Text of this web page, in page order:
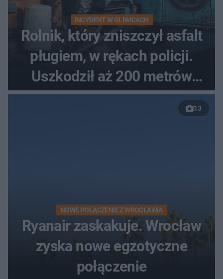
INCYDENT W GLIWICACH
Rolnik, który zniszczył asfalt
pługiem, w rękach policji.
Uszkodził aż 200 metrów
nowej drogi
13
NOWE POŁĄCZENIE Z WROCŁAWIA
Ryanair zaskakuje. Wrocław
zyska nowe egzotyczne
połączenie